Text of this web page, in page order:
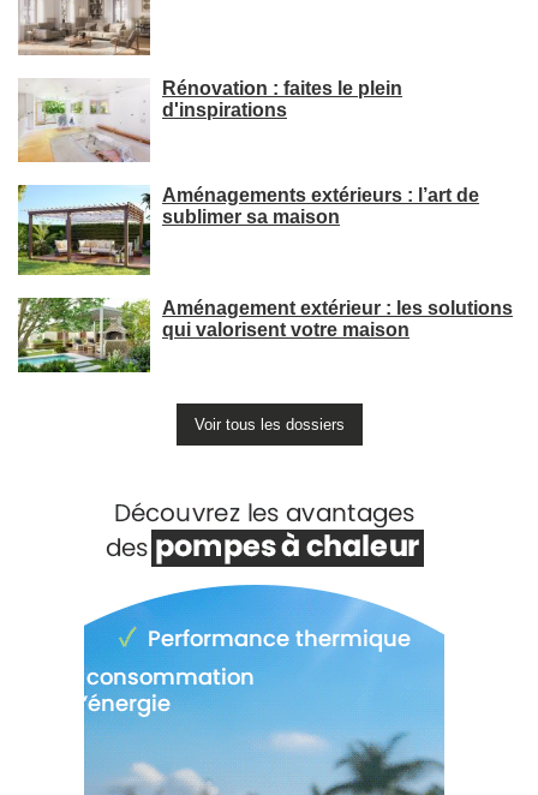
Rénovation : faites le plein
d'inspirations
Aménagements extérieurs : l’art de
sublimer sa maison
Aménagement extérieur : les solutions
qui valorisent votre maison
Voir tous les dossiers